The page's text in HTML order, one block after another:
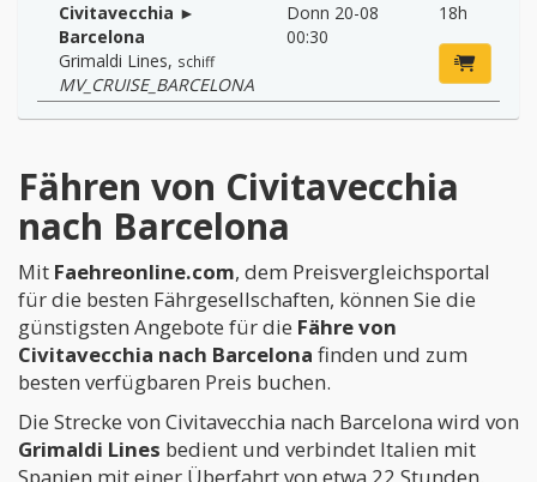
Civitavecchia ►
Barcelona
Grimaldi Lines, schiff
MV_CRUISE_BARCELONA
Donn 20-08
00:30
18h
Fähren von Civitavecchia
nach Barcelona
Mit Faehreonline.com, dem Preisvergleichsportal
für die besten Fährgesellschaften, können Sie die
günstigsten Angebote für die Fähre von
Civitavecchia nach Barcelona finden und zum
besten verfügbaren Preis buchen.
Die Strecke von Civitavecchia nach Barcelona wird von
Grimaldi Lines bedient und verbindet Italien mit
Spanien mit einer Überfahrt von etwa 22 Stunden.